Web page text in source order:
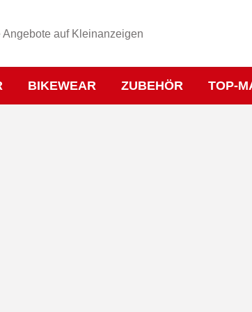
Angebote auf Kleinanzeigen
BIKEWEAR ZUBEHÖR TOP-